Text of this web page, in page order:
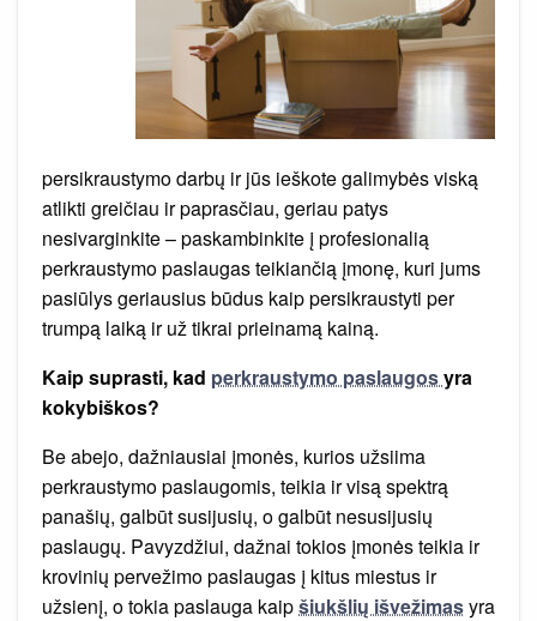
persikraustymo darbų ir jūs ieškote galimybės viską
atlikti greičiau ir paprasčiau, geriau patys
nesivarginkite – paskambinkite į profesionalią
perkraustymo paslaugas teikiančią įmonę, kuri jums
pasiūlys geriausius būdus kaip persikraustyti per
trumpą laiką ir už tikrai prieinamą kainą.
Kaip suprasti, kad perkraustymo paslaugosyra
kokybiškos?
Be abejo, dažniausiai įmonės, kurios užsiima
perkraustymo paslaugomis, teikia ir visą spektrą
panašių, galbūt susijusių, o galbūt nesusijusių
paslaugų. Pavyzdžiui, dažnai tokios įmonės teikia ir
krovinių pervežimo paslaugas į kitus miestus ir
užsienį, o tokia paslauga kaipšiukšlių išvežimasyra